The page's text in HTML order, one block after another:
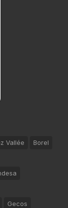
Vallée
Borel
Gecos